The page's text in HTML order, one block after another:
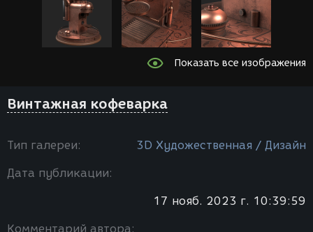
Показать все изображения
Винтажная кофеварка
Тип галереи: 3D Художественная / Дизайн
Дата публикации:
17 нояб. 2023 г. 10:39:59
Комментарий автора: